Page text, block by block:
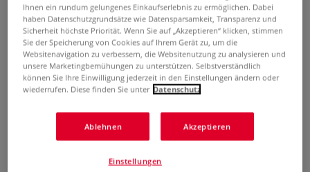
1 Bewertung
Der transparente Lavinia Stempel ist optimal geeignet, um
mit Hilfe eines Acryl-Stempelblocks zauberhafte Karten,
Einladungen, Scrapbooks u.v.m. zu gestalten. Selbsthaftend
4,99 €
Ihnen ein rundum gelungenes Einkaufserlebnis zu ermöglichen. Dabei
haben Datenschutzgrundsätze wie Datensparsamkeit, Transparenz und
Sicherheit höchste Priorität. Wenn Sie auf „Akzeptieren“ klicken, stimmen
Sie der Speicherung von Cookies auf Ihrem Gerät zu, um die
Websitenavigation zu verbessern, die Websitenutzung zu analysieren und
unsere Marketingbemühungen zu unterstützen. Selbstverständlich
können Sie Ihre Einwilligung jederzeit in den Einstellungen ändern oder
wiederrufen. Diese finden Sie unter Datenschutz
Ablehnen Akzeptieren
Einstellungen